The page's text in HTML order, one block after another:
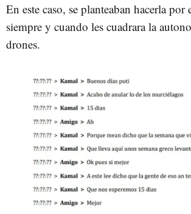
En este caso, se planteaban hacerla por
siempre y cuando les cuadrara la
drones.